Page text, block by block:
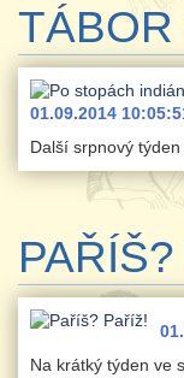
TÁBOR
01.09.2014
Další srpnový
Na krátký týden ve